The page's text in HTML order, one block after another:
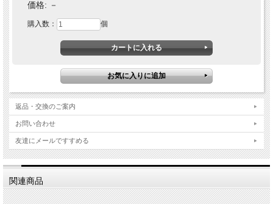
価格: －
購入数： 個
返品・交換のご案内
お問い合わせ
友達にメールですすめる
関連商品